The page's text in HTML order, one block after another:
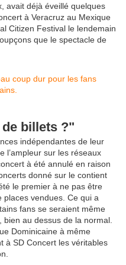
avait déjà éveillé quelques
à Veracruz au Mexique
Citizen Festival le lendemain
que le spectacle de
billets ?"
indépendantes de leur
l’ampleur sur les réseaux
à été annulé en raison
donné sur le contient
le premier à ne pas être
places vendues. Ce qui a
fans se seraient même
au dessus de la normal.
Dominicaine à même
à SD Concert les véritables